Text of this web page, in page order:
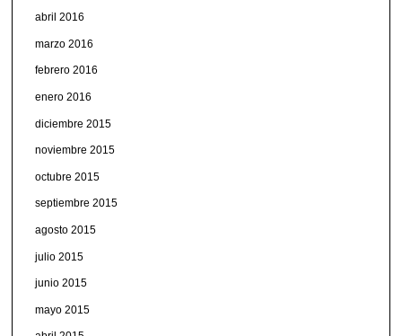
abril 2016
marzo 2016
febrero 2016
enero 2016
diciembre 2015
noviembre 2015
octubre 2015
septiembre 2015
agosto 2015
julio 2015
junio 2015
mayo 2015